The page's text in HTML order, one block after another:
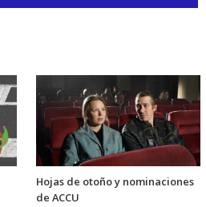
Hojas de otoño y nominaciones
de ACCU